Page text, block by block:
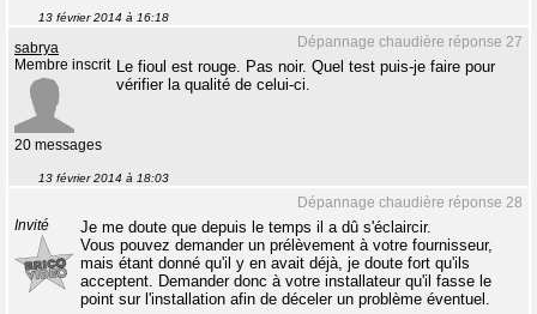
13 février 2014 à 16:18
Dépannage chaudière réponse 27
sabrya
Membre inscrit
20 messages
Le fioul est rouge. Pas noir. Quel test puis-je faire pour
vérifier la qualité de celui-ci.
13 février 2014 à 18:03
Dépannage chaudière réponse 28
Invité
Je me doute que depuis le temps il a dû s'éclaircir.
Vous pouvez demander un prélèvement à votre fournisseur,
mais étant donné qu'il y en avait déjà, je doute fort qu'ils
acceptent. Demander donc à votre installateur qu'il fasse le
point sur l'installation afin de déceler un problème éventuel.